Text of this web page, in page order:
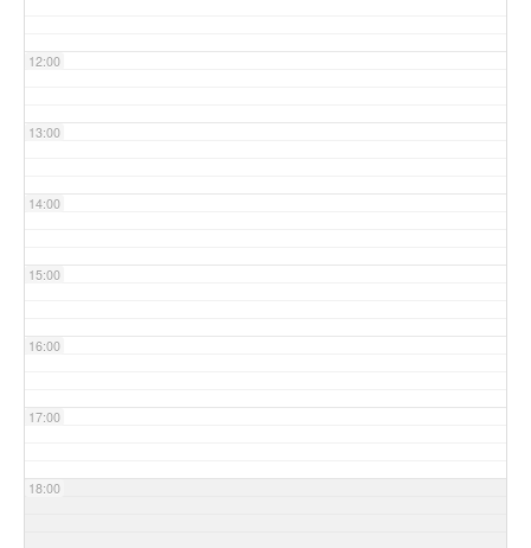
12:00
13:00
14:00
15:00
16:00
17:00
18:00